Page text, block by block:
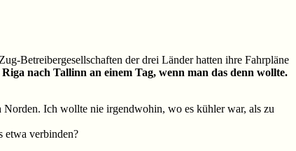
Betreibergesellschaften der drei Länder hatten ihre Fahrpläne
nach Tallinn an einem Tag, wenn man das denn wollte.
Ich wollte nie irgendwohin, wo es kühler war, als zu
etwa verbinden?